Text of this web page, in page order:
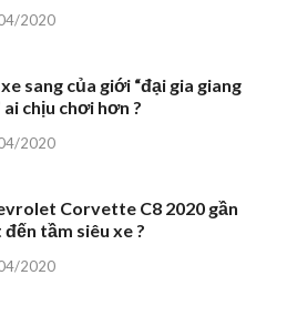
2020
sang của giới “đại gia giang
ai chịu chơi hơn ?
2020
Corvette C8 2020 gần
tầm siêu xe ?
2020